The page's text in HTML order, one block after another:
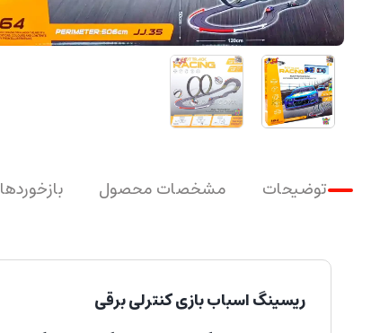
توضیحات مشخصات محصول بازخوردها
ریسینگ اسباب بازی کنترلی برقی